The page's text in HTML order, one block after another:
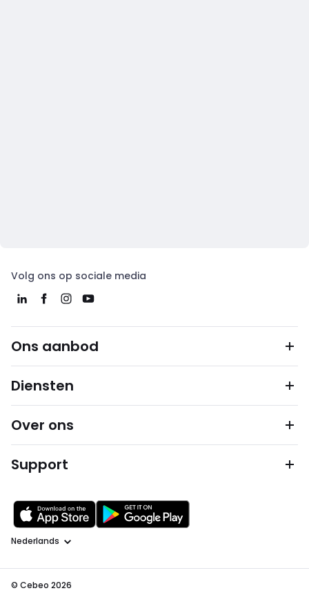
Volg ons op sociale media
Ons aanbod
Diensten
Over ons
Support
Taal
© Cebeo 2026